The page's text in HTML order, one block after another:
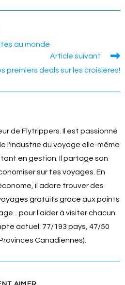
ail er
st
at
p
p
ar
au monde
Article suivant
premiers deals sur les croisières!
de Flytrippers. Il est passionné
l'industrie du voyage elle-même
en gestion. Il partage son
sur tes voyages. En
il adore trouver des
gratuits grâce aux points
pour l'aider à visiter chacun
actuel: 77/193 pays, 47/50
Canadiennes).